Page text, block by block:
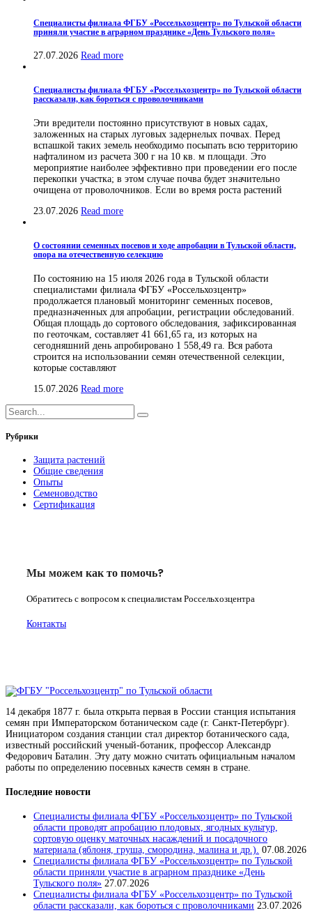
Специалисты филиала ФГБУ «Россельхозцентр» по Тульской области
приняли участие в аграрном празднике «День Тульского поля»
27.07.2026 Read more
Специалисты филиала ФГБУ «Россельхозцентр» по Тульской области
рассказали, как бороться с проволочниками
Эти вредители постоянно присутствуют в новых садах,
заложенных на старых луговых задернелых почвах. Перед
вспашкой таких земель необходимо посыпать всю территорию
нафталином из расчета 300 г на 10 кв. м площади. Это
мероприятие наиболее эффективно при проведении его после
перекопки участка; в этом случае почва будет значительно
очищена от проволочников. Если во время роста растений
23.07.2026 Read more
О состоянии семенных посевов и ходе апробации в Тульской области,
опора на отечественную селекцию
По состоянию на 15 июля 2026 года в Тульской области
специалистами филиала ФГБУ «Россельхозцентр»
продолжается плановый мониторинг семенных посевов,
предназначенных для апробации, регистрации обследований.
Общая площадь до сортового обследования, зафиксированная
по геоточкам, составляет 41 661,65 га, из которых на
сегодняшний день апробировано 1 558,49 га. Вся работа
строится на использовании семян отечественной селекции,
которые составляют
15.07.2026 Read more
Рубрики
Защита растений
Общие сведения
Опыты
Семеноводство
Сертификация
Мы можем как то помочь?
Обратитесь с вопросом к специалистам Россельхозцентра
Контакты
14 декабря 1877 г. была открыта первая в России станция испытания
семян при Императорском ботаническом саде (г. Санкт-Петербург).
Инициатором создания станции стал директор ботанического сада,
известный российский ученый-ботаник, профессор Александр
Федорович Баталин. Эту дату можно считать официальным началом
работы по определению посевных качеств семян в стране.
Последние новости
Специалисты филиала ФГБУ «Россельхозцентр» по Тульской
области проводят апробацию плодовых, ягодных культур,
сортовую оценку маточных насаждений и посадочного
материала (яблоня, груша, смородина, малина и др.). 07.08.2026
Специалисты филиала ФГБУ «Россельхозцентр» по Тульской
области приняли участие в аграрном празднике «День
Тульского поля» 27.07.2026
Специалисты филиала ФГБУ «Россельхозцентр» по Тульской
области рассказали, как бороться с проволочниками 23.07.2026